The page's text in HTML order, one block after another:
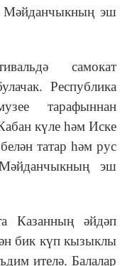
Мәйданчыкның эш
самокат
Республика
тарафыннан
күле һәм Иске
татар һәм рус
эш
Казанның әйдәп
бик күп кызыклы
ителә. Балалар